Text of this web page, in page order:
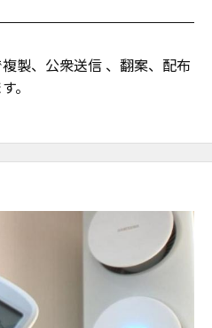
製、公衆送信 、翻案、配布
。